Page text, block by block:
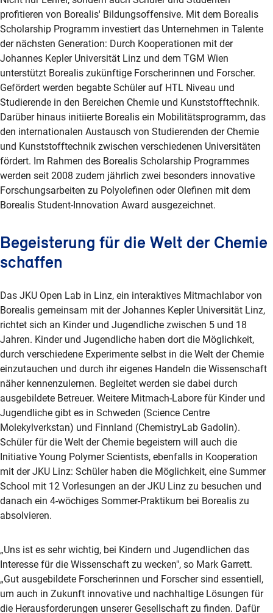
profitieren von Borealis' Bildungsoffensive. Mit dem Borealis
Scholarship Programm investiert das Unternehmen in Talente
der nächsten Generation: Durch Kooperationen mit der
Johannes Kepler Universität Linz und dem TGM Wien
unterstützt Borealis zukünftige Forscherinnen und Forscher.
Gefördert werden begabte Schüler auf HTL Niveau und
Studierende in den Bereichen Chemie und Kunststofftechnik.
Darüber hinaus initiierte Borealis ein Mobilitätsprogramm, das
den internationalen Austausch von Studierenden der Chemie
und Kunststofftechnik zwischen verschiedenen Universitäten
fördert. Im Rahmen des Borealis Scholarship Programmes
werden seit 2008 zudem jährlich zwei besonders innovative
Forschungsarbeiten zu Polyolefinen oder Olefinen mit dem
Borealis Student-Innovation Award ausgezeichnet.
Begeisterung für die Welt der Chemie
schaffen
Das JKU Open Lab in Linz, ein interaktives Mitmachlabor von
Borealis gemeinsam mit der Johannes Kepler Universität Linz,
richtet sich an Kinder und Jugendliche zwischen 5 und 18
Jahren. Kinder und Jugendliche haben dort die Möglichkeit,
durch verschiedene Experimente selbst in die Welt der Chemie
einzutauchen und durch ihr eigenes Handeln die Wissenschaft
näher kennenzulernen. Begleitet werden sie dabei durch
ausgebildete Betreuer. Weitere Mitmach-Labore für Kinder und
Jugendliche gibt es in Schweden (Science Centre
Molekylverkstan) und Finnland (ChemistryLab Gadolin).
Schüler für die Welt der Chemie begeistern will auch die
Initiative Young Polymer Scientists, ebenfalls in Kooperation
mit der JKU Linz: Schüler haben die Möglichkeit, eine Summer
School mit 12 Vorlesungen an der JKU Linz zu besuchen und
danach ein 4-wöchiges Sommer-Praktikum bei Borealis zu
absolvieren.
„Uns ist es sehr wichtig, bei Kindern und Jugendlichen das
Interesse für die Wissenschaft zu wecken", so Mark Garrett.
„Gut ausgebildete Forscherinnen und Forscher sind essentiell,
um auch in Zukunft innovative und nachhaltige Lösungen für
die Herausforderungen unserer Gesellschaft zu finden. Dafür